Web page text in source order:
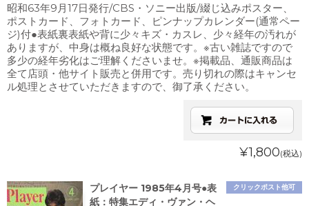
昭和63年9月17日発行/CBS・ソニー出版/綴じ込みポスター、
ポストカード、フォトカード、ピンナップカレンダー(通常ペー
ジ)付●表紙裏表紙や背に少々キズ・カスレ、少々経年の汚れが
ありますが、中身は概ね良好な状態です。※古い雑誌ですので
多少の経年劣化はご理解くださいませ。※掲載品、通販商品は
全て店頭・他サイト販売と併用です。売り切れの際はキャンセ
ル処理とさせていただきますので、御了承ください。
¥1,800(税込)
クリックポスト他可
プレイヤー 1985年4月号●表
紙：特集エディ・ヴァン・ヘ